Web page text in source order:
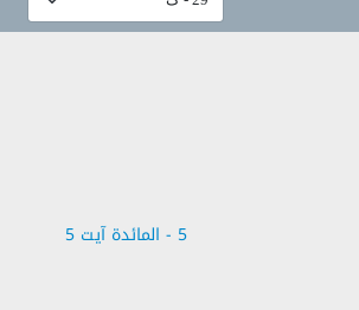
5 - ‎المائدة‎ آیت 5